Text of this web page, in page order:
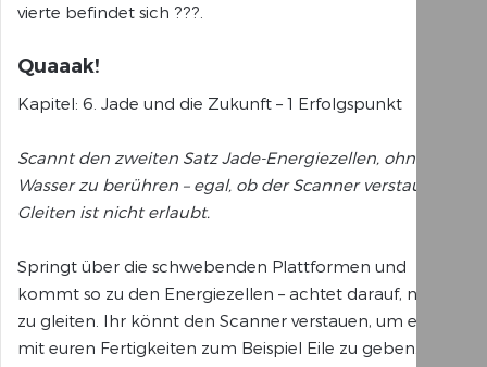
vierte befindet sich ???.
Quaaak!
Kapitel: 6. Jade und die Zukunft – 1 Erfolgspunkt
Scannt den zweiten Satz Jade-Energiezellen, ohne das
Wasser zu berühren – egal, ob der Scanner verstaut ist.
Gleiten ist nicht erlaubt.
Springt über die schwebenden Plattformen und
kommt so zu den Energiezellen – achtet darauf, nicht
zu gleiten. Ihr könnt den Scanner verstauen, um euch
mit euren Fertigkeiten zum Beispiel Eile zu geben.